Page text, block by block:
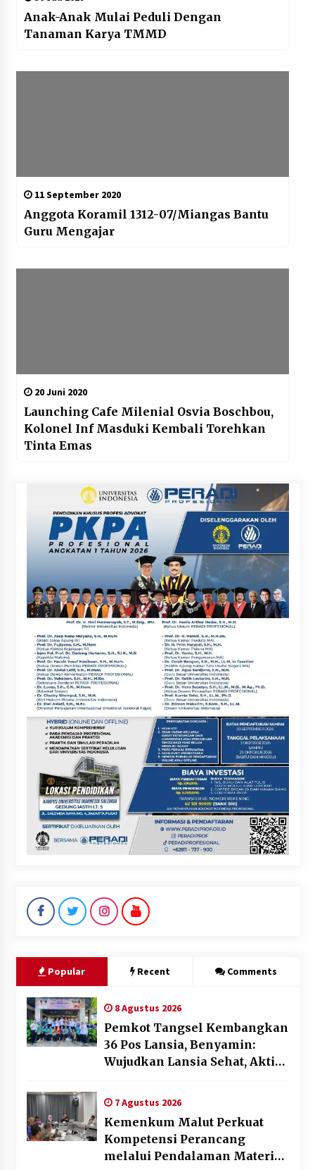
Anak-Anak Mulai Peduli Dengan
Tanaman Karya TMMD
11 September 2020
Anggota Koramil 1312-07/Miangas Bantu
Guru Mengajar
20 Juni 2020
Launching Cafe Milenial Osvia Boschbou,
Kolonel Inf Masduki Kembali Torehkan
Tinta Emas
Popular Recent Comments
8 Agustus 2026
Pemkot Tangsel Kembangkan
36 Pos Lansia, Benyamin:
Wujudkan Lansia Sehat, Aktif,
7 Agustus 2026
Kemenkum Malut Perkuat
Kompetensi Perancang
melalui Pendalaman Materi